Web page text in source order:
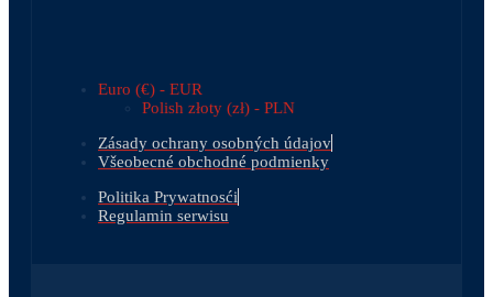
Euro (€) - EUR
Polish złoty (zł) - PLN
Zásady ochrany osobných údajov
Všeobecné obchodné podmienky
Politika Prywatnosći
Regulamin serwisu